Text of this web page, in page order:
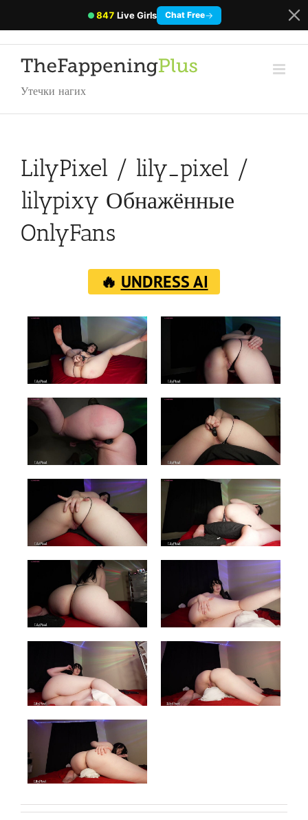
Утечки нагих
LilyPixel / lily_pixel /
lilypixy Обнажённые
OnlyFans
🔥 UNDRESS AI
847 Live Girls Chat Free→